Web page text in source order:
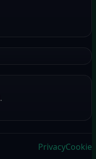
.
PrivacyCookie